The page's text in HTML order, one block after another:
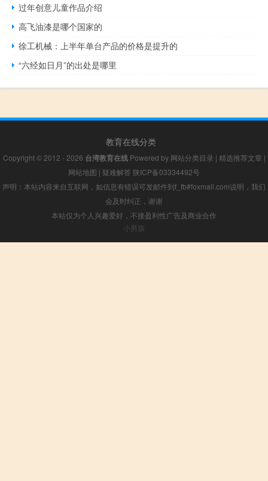
过年创意儿童作品介绍
高飞油漆是哪个国家的
徐工机械：上半年单台产品的价格是提升的
“六经如日月”的出处是哪里
教育在线分类
Copyright © 2012 - 2026 台湾教育在线Powered by 网站分类目录 | 精选推荐文章 |
网站地图 | 疑难解答 陕ICP备03334492号
声明：本站内容来自互联网，如信息有错误可发邮件到f_fb#foxmail.com说明，我们
会及时纠正，谢谢
本站仅为个人兴趣爱好，不接盈利性广告及商业合作
小男孩